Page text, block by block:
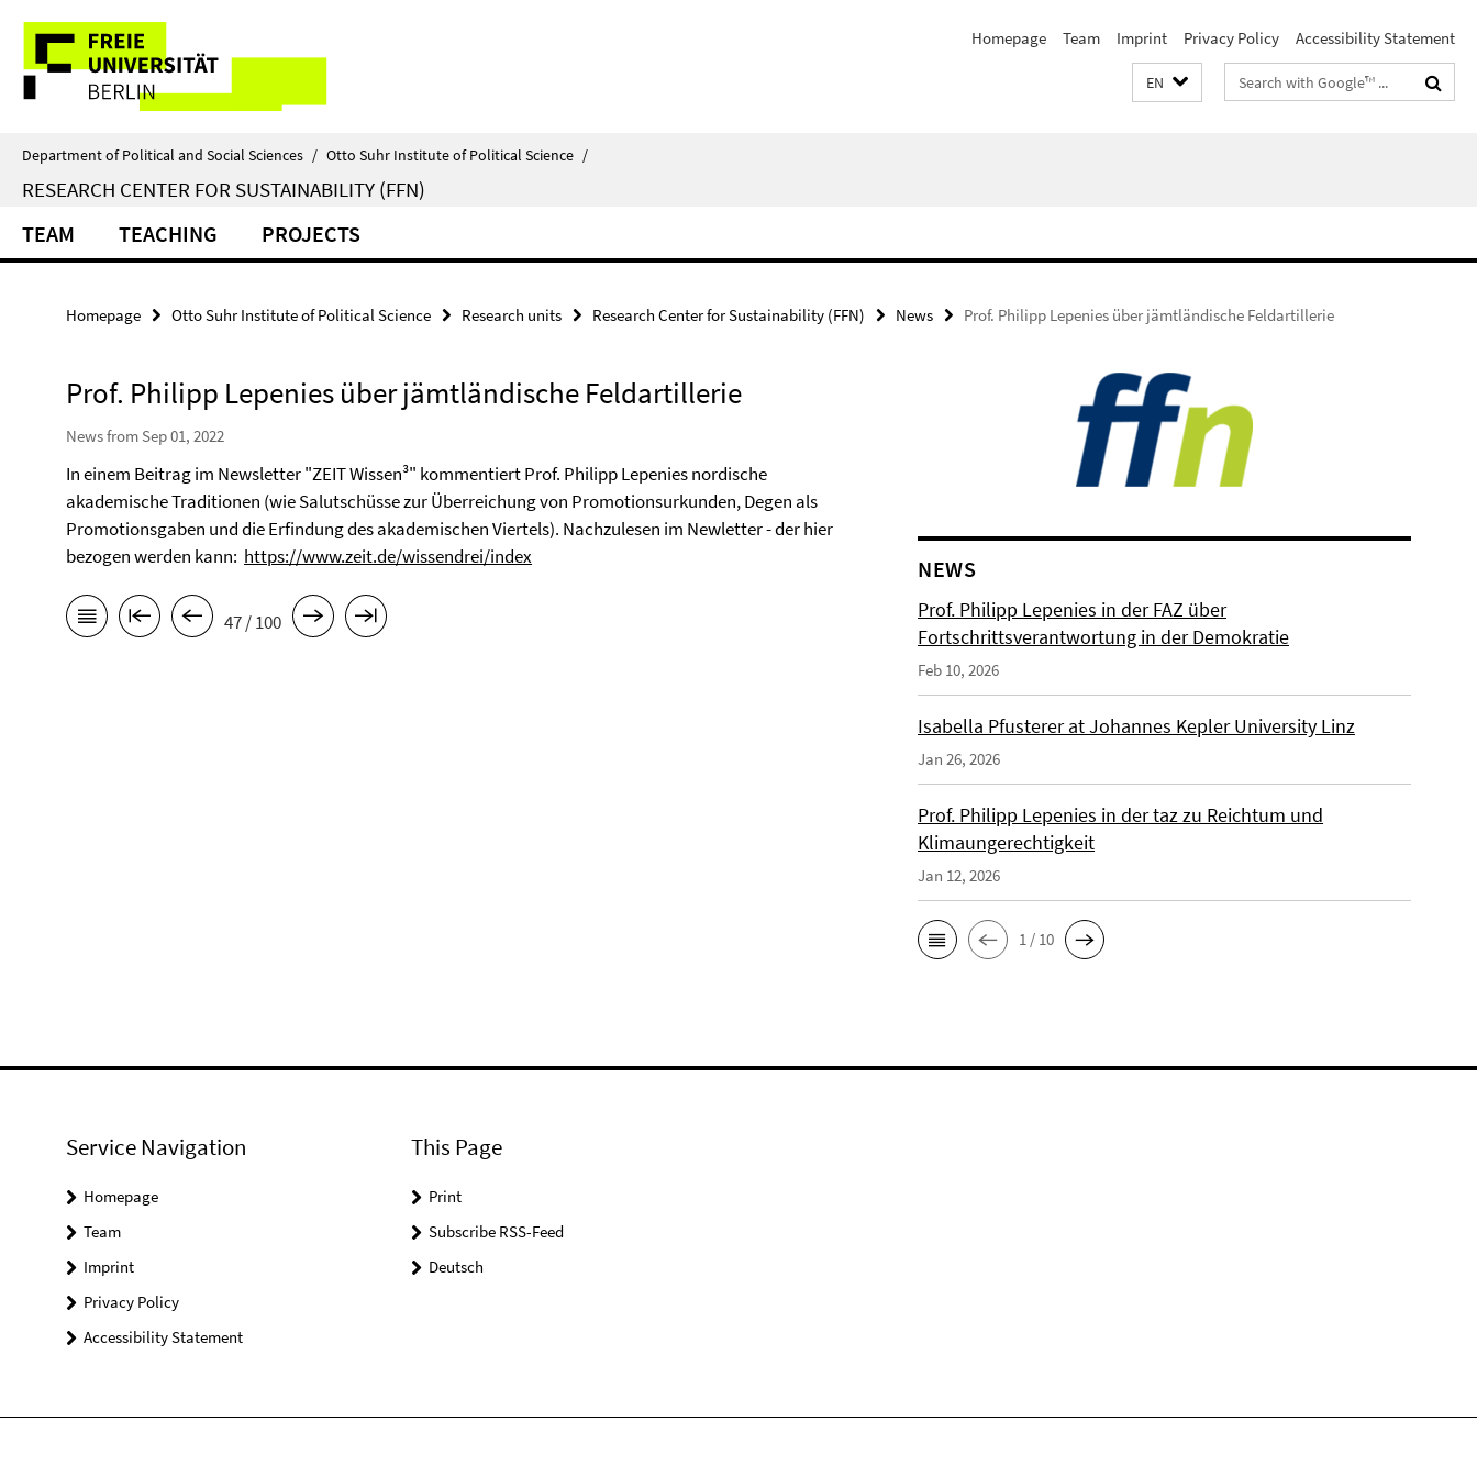
direkt
Inhalt
Service
Navigation
Homepage Team Imprint Privacy Policy Accessibility Statement
EN
Search
terms
Department of Political and Social Sciences / Otto Suhr Institute of Political Science /
RESEARCH CENTER FOR SUSTAINABILITY (FFN)
TEAM TEACHING PROJECTS
Homepage Otto Suhr Institute of Political Science Research units Research Center for Sustainability (FFN) News Prof. Philipp Lepenies über jämtländische Feldartillerie
Prof. Philipp Lepenies über jämtländische Feldartillerie
News from Sep 01, 2022
In einem Beitrag im Newsletter "ZEIT Wissen³" kommentiert Prof. Philipp Lepenies nordische
akademische Traditionen (wie Salutschüsse zur Überreichung von Promotionsurkunden, Degen als
Promotionsgaben und die Erfindung des akademischen Viertels). Nachzulesen im Newletter - der hier
bezogen werden kann: https://www.zeit.de/wissendrei/index
47 / 100
NEWS
Prof. Philipp Lepenies in der FAZ über
Fortschrittsverantwortung in der Demokratie
Feb 10, 2026
Isabella Pfusterer at Johannes Kepler University Linz
Jan 26, 2026
Prof. Philipp Lepenies in der taz zu Reichtum und
Klimaungerechtigkeit
Jan 12, 2026
1 / 10
Service Navigation
Homepage
Team
Imprint
Privacy Policy
Accessibility Statement
This Page
Print
Subscribe RSS-Feed
Deutsch